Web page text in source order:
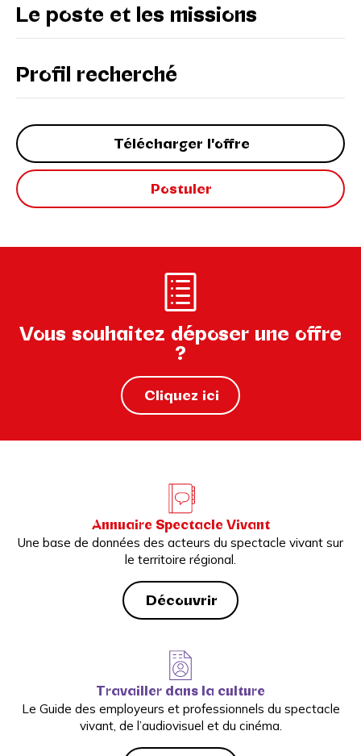
Le poste et les missions
Profil recherché
Télécharger l'offre
Postuler
Vous souhaitez déposer une offre
?
Cliquez ici
Annuaire Spectacle Vivant
Une base de données des acteurs du spectacle vivant sur
le territoire régional.
Découvrir
Travailler dans la culture
Le Guide des employeurs et professionnels du spectacle
vivant, de l’audiovisuel et du cinéma.